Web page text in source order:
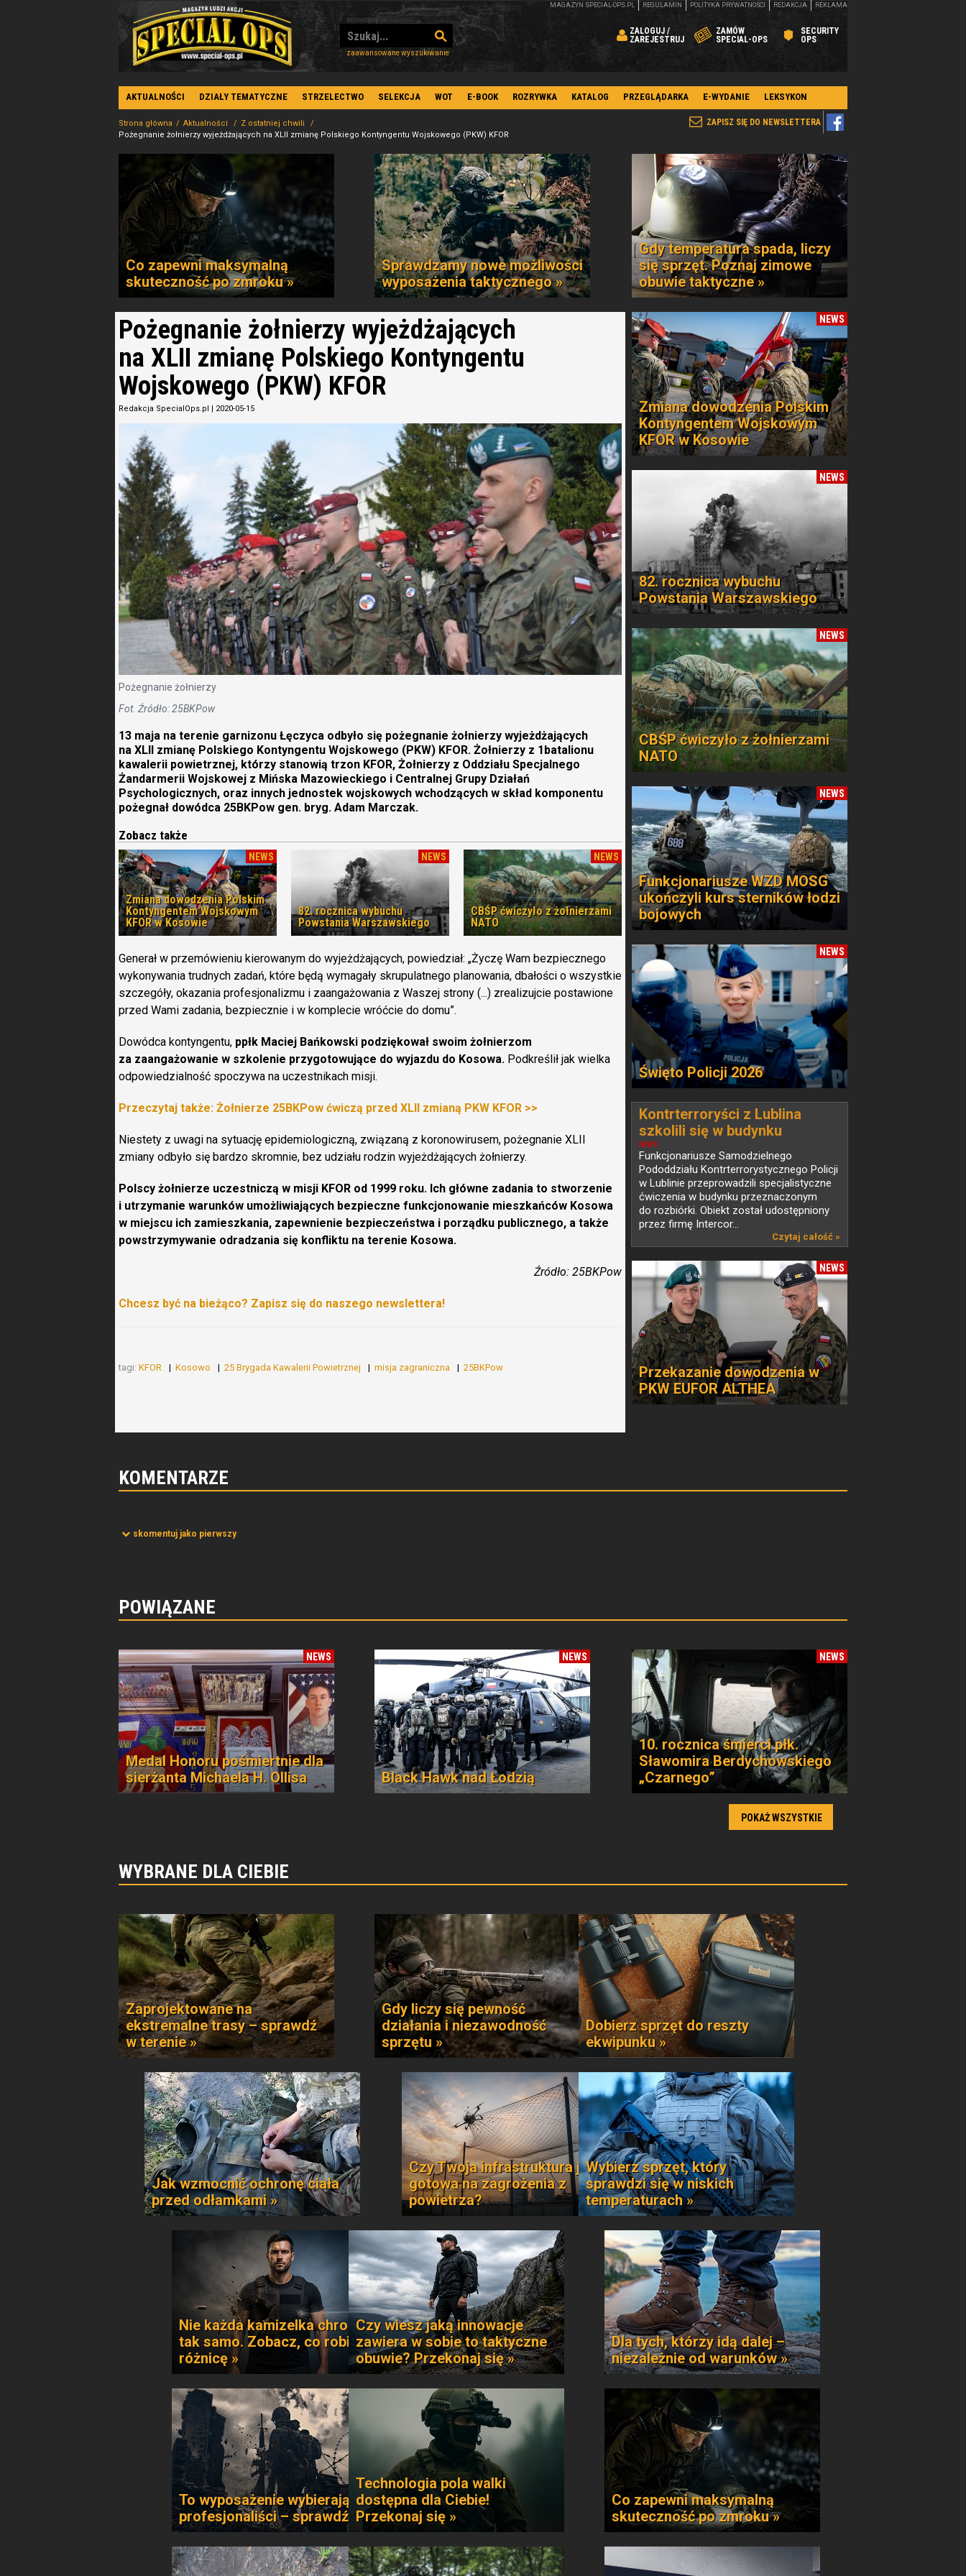
zaawansowane wyszukiwanie
ZALOGUJ /
ZAREJESTRUJ
ZAMÓW
SPECIAL-OPS
SECURITY
OPS
MAGAZYN SPECIAL-OPS.PL REGULAMIN POLITYKA PRYWATNOŚCI REDAKCJA REKLAMA
AKTUALNOŚCI DZIAŁY TEMATYCZNE STRZELECTWO SELEKCJA WOT E-BOOK ROZRYWKA KATALOG PRZEGLĄDARKA E-WYDANIE LEKSYKON
ZAPISZ SIĘ DO NEWSLETTERA
Strona główna Aktualności
Z ostatniej chwili
Pożegnanie żołnierzy wyjeżdżających na XLII zmianę Polskiego Kontyngentu Wojskowego (PKW) KFOR
Co zapewni maksymalną
skuteczność po zmroku »
Sprawdzamy nowe możliwości
wyposażenia taktycznego »
Gdy temperatura spada, liczy
się sprzęt. Poznaj zimowe
obuwie taktyczne »
Pożegnanie żołnierzy wyjeżdżających
na XLII zmianę Polskiego Kontyngentu
Wojskowego (PKW) KFOR
Redakcja SpecialOps.pl | 2020-05-15
Pożegnanie żołnierzy
Fot. Źródło: 25BKPow
13 maja na terenie garnizonu Łęczyca odbyło się pożegnanie żołnierzy wyjeżdżających
na XLII zmianę Polskiego Kontyngentu Wojskowego (PKW) KFOR. Żołnierzy z 1batalionu
kawalerii powietrznej, którzy stanowią trzon KFOR, Żołnierzy z Oddziału Specjalnego
Żandarmerii Wojskowej z Mińska Mazowieckiego i Centralnej Grupy Działań
Psychologicznych, oraz innych jednostek wojskowych wchodzących w skład komponentu
pożegnał dowódca 25BKPow gen. bryg. Adam Marczak.
Zobacz także
NEWS
Zmiana dowodzenia Polskim
Kontyngentem Wojskowym
KFOR w Kosowie
NEWS
82. rocznica wybuchu
Powstania Warszawskiego
NEWS
CBŚP ćwiczyło z żołnierzami
NATO
Generał w przemówieniu kierowanym do wyjeżdżających, powiedział: „Życzę Wam bezpiecznego
wykonywania trudnych zadań, które będą wymagały skrupulatnego planowania, dbałości o wszystkie
szczegóły, okazania profesjonalizmu i zaangażowania z Waszej strony (...) zrealizujcie postawione
przed Wami zadania, bezpiecznie i w komplecie wróćcie do domu”.
Dowódca kontyngentu, ppłk Maciej Bańkowski podziękował swoim żołnierzom
za zaangażowanie w szkolenie przygotowujące do wyjazdu do Kosowa. Podkreślił jak wielka
odpowiedzialność spoczywa na uczestnikach misji.
Przeczytaj także: Żołnierze 25BKPow ćwiczą przed XLII zmianą PKW KFOR >>
Niestety z uwagi na sytuację epidemiologiczną, związaną z koronowirusem, pożegnanie XLII
zmiany odbyło się bardzo skromnie, bez udziału rodzin wyjeżdżających żołnierzy.
Polscy żołnierze uczestniczą w misji KFOR od 1999 roku. Ich główne zadania to stworzenie
i utrzymanie warunków umożliwiających bezpieczne funkcjonowanie mieszkańców Kosowa
w miejscu ich zamieszkania, zapewnienie bezpieczeństwa i porządku publicznego, a także
powstrzymywanie odradzania się konfliktu na terenie Kosowa.
Źródło: 25BKPow
Chcesz być na bieżąco? Zapisz się do naszego newslettera!
tagi: KFOR Kosowo 25 Brygada Kawalerii Powietrznej misja zagraniczna 25BKPow
NEWS
Zmiana dowodzenia Polskim
Kontyngentem Wojskowym
KFOR w Kosowie
NEWS
82. rocznica wybuchu
Powstania Warszawskiego
NEWS
CBŚP ćwiczyło z żołnierzami
NATO
NEWS
Funkcjonariusze WZD MOSG
ukończyli kurs sterników łodzi
bojowych
NEWS
Święto Policji 2026
NEWS
Kontrterroryści z Lublina
szkolili się w budynku
przeznaczonym do rozbiórki
Funkcjonariusze Samodzielnego
Pododdziału Kontrterrorystycznego Policji
w Lublinie przeprowadzili specjalistyczne
ćwiczenia w budynku przeznaczonym
do rozbiórki. Obiekt został udostępniony
przez firmę Intercor...
Czytaj całość »
NEWS
Przekazanie dowodzenia w
PKW EUFOR ALTHEA
KOMENTARZE
skomentuj jako pierwszy
POWIĄZANE
NEWS
Medal Honoru pośmiertnie dla
sierżanta Michaela H. Ollisa
NEWS
Black Hawk nad Łodzią
NEWS
10. rocznica śmierci płk.
Sławomira Berdychowskiego
„Czarnego”
POKAŻ WSZYSTKIE
WYBRANE DLA CIEBIE
Zaprojektowane na
ekstremalne trasy – sprawdź
w terenie »
Gdy liczy się pewność
działania i niezawodność
sprzętu »
Dobierz sprzęt do reszty
ekwipunku »
Jak wzmocnić ochronę ciała
przed odłamkami »
Czy Twoja infrastruktura jest
gotowa na zagrożenia z
powietrza?
Wybierz sprzęt, który
sprawdzi się w niskich
temperaturach »
Nie każda kamizelka chroni
tak samo. Zobacz, co robi
różnicę »
Czy wiesz jaką innowacje
zawiera w sobie to taktyczne
obuwie? Przekonaj się »
Dla tych, którzy idą dalej –
niezależnie od warunków »
To wyposażenie wybierają
profesjonaliści – sprawdź »
Technologia pola walki
dostępna dla Ciebie!
Przekonaj się »
Co zapewni maksymalną
skuteczność po zmroku »